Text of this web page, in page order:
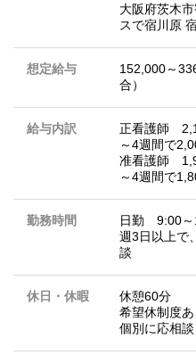
大阪府茨木
スで宿川原
想定給与
152,000～
合）
給与内訳
正看護師
～4週間で
准看護師
～4週間で
勤務時間
日勤 9:00～
週3日以上で
談
休日・休暇
休憩60分
希望休制度あ
個別に応相談